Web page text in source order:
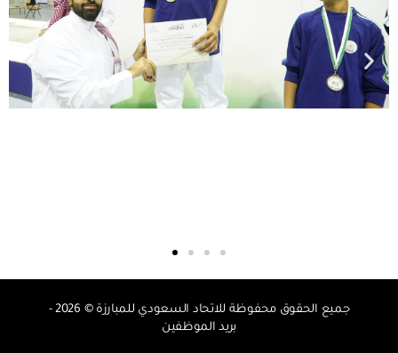
جميع الحقوق محفوظة للاتحاد السعودي للمبارزة © 2026 -
بريد الموظفين